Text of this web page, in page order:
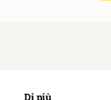
Di più